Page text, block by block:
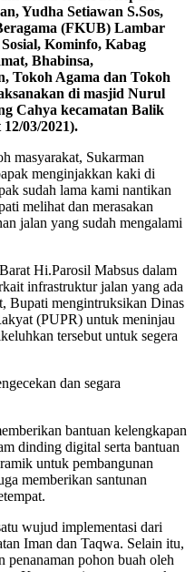
Yudha Setiawan S.Sos,
(FKUB) Lambar
Kominfo, Kabag
Bhabinsa,
Tokoh Agama dan Tokoh
di masjid Nurul
Cahya kecamatan Balik
03/2021).
masyarakat, Sukarman
menginjakkan kaki di
sudah lama kami nantikan
melihat dan merasakan
jalan yang sudah mengalami
Hi.Parosil Mabsus dalam
infrastruktur jalan yang ada
Bupati mengintruksikan Dinas
(PUPR) untuk meninjau
tersebut untuk segera
dan segara
bantuan kelengkapan
dinding digital serta bantuan
untuk pembangunan
memberikan santunan
wujud implementasi dari
Iman dan Taqwa. Selain itu,
penanaman pohon buah oleh